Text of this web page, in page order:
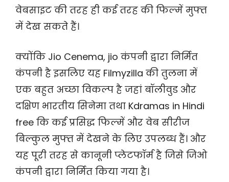
वेबसाइट की तरह ही कई तरह की फिल्में मुफ्त
में देख सकते हैं।
क्योंकि Jio Cenema, jio कंपनी द्वारा निर्मित
कंपनी है इसलिए यह Filmyzilla की तुलना में
एक बहुत अच्छा विकल्प है जहां बॉलीवुड और
दक्षिण भारतीय सिनेमा तथा Kdramas in Hindi
free कि कई प्रसिद्ध फिल्में और वेब सीरीज
बिल्कुल मुफ्त में देखने के लिए उपलब्ध हैं। और
यह पूरी तरह से कानूनी प्लेटफॉर्म है जिसे जिओ
कंपनी द्वारा निर्मित किया गया है।